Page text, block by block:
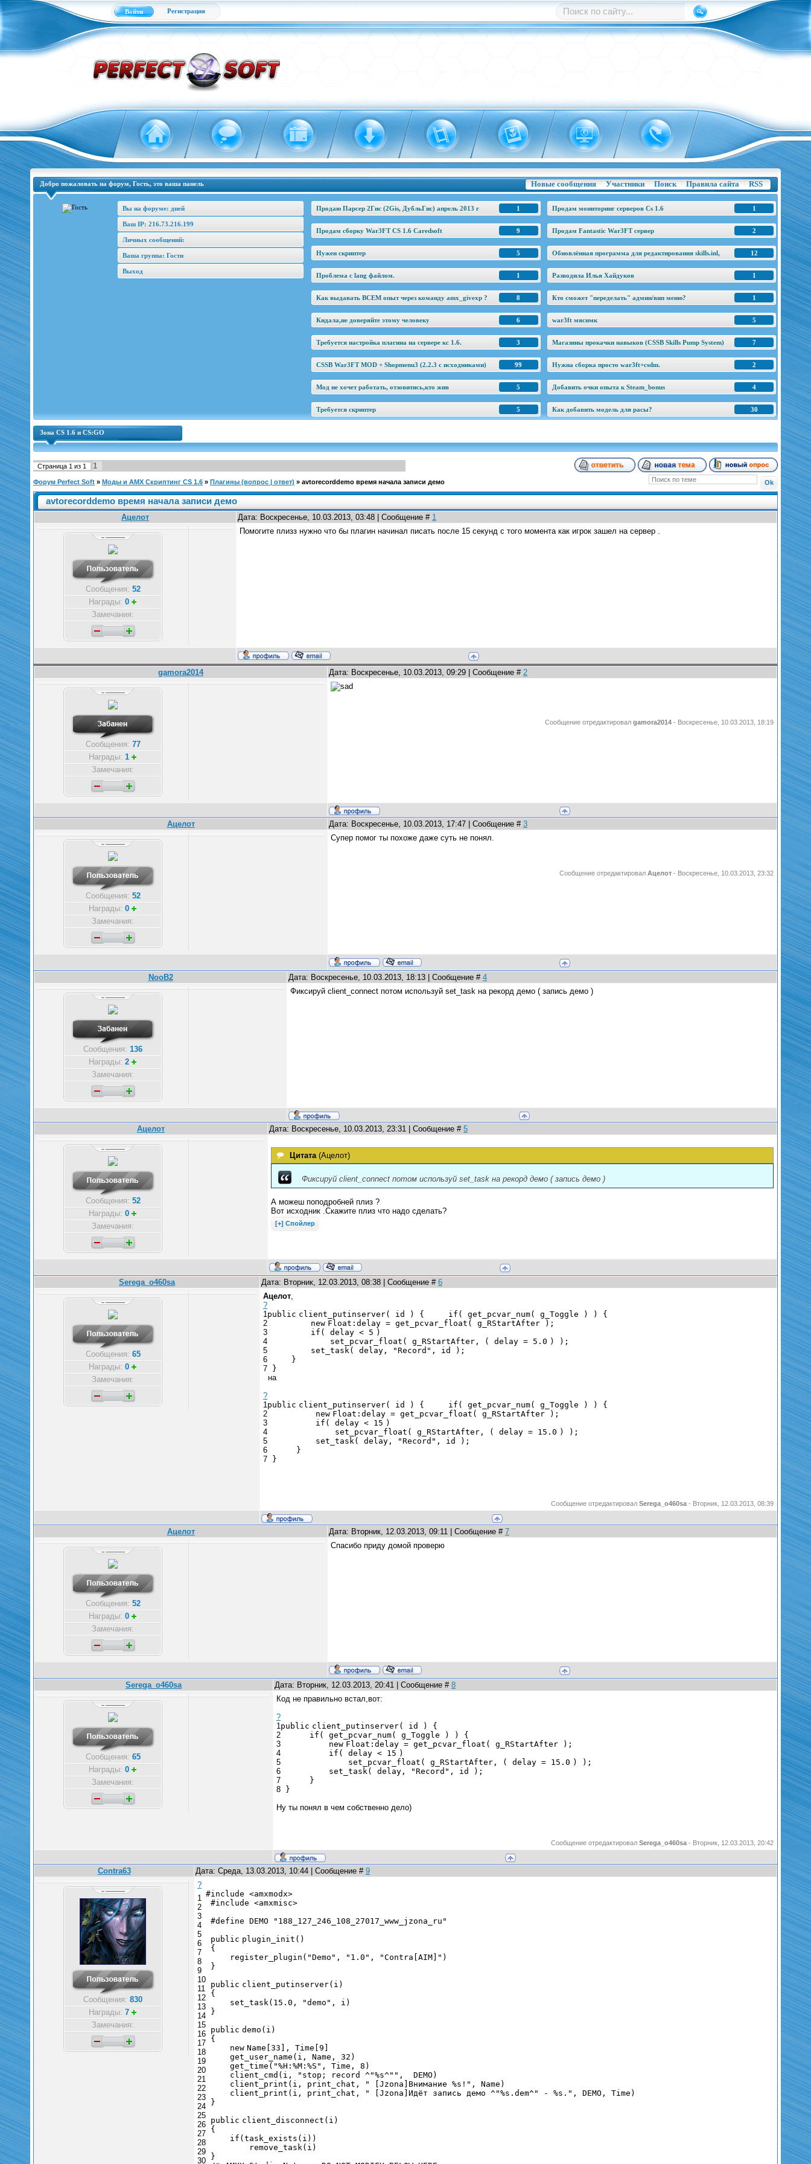
Войти Регистрация
Новые сообщения Участники Поиск Правила сайта RSS
Добро пожаловать на форум, Гость, это ваша панель
Вы на форуме: дней
Ваш IP: 216.73.216.199
Личных сообщений:
Ваша группа: Гости
Выход
1
Продаю Парсер 2Гис (2Gis, ДубльГис) апрель 2013 г 1
Продам мониторинг серверов Cs 1.6
9
Продам сборку War3FT CS 1.6 Caredsoft 2
Продам Fantastic War3FT сервер
5
Нужен скриптер 12
Обновлённая программа для редактирования skills.inl,
1
Проблема с lang файлом. 1
Разводила Илья Хайдуков
8
Как выдавать ВСЕМ опыт через команду amx_givexp ? 1
Кто сможет "переделать" админ/вип меню?
6
Кидала,не доверяйте этому человеку 5
war3ft мяснмк
3
Требуется настройка плагина на сервере кс 1.6. 7
Магазины прокачки навыков (CSSB Skills Pump System)
99
CSSB War3FT MOD + Shopmenu3 (2.2.3 c исходниками) 2
Нужна сборка просто war3ft+csdm.
5
Мод не хочет работать, отзовитись,кто жив 4
Добавить очки опыта к Steam_bonus
5
Требуется скриптер 30
Как добавить модель для расы?
Зона CS 1.6 и CS:GO
Страница 1 из 1 1
Форум Perfect Soft » Моды и AMX Скриптинг CS 1.6 » Плагины (вопрос | ответ) » avtorecorddemo время начала записи демо
avtorecorddemo время начала записи демо
Ацелот Дата: Воскресенье, 10.03.2013, 03:48 | Сообщение # 1
Сообщения: 52
Награды: 0
Замечания:
Помогите плизз нужно что бы плагин начинал писать после 15 секунд с того момента как игрок зашел на сервер .
gamora2014 Дата: Воскресенье, 10.03.2013, 09:29 | Сообщение # 2
Сообщения: 77
Награды: 1
Замечания:
Сообщение отредактировал gamora2014 - Воскресенье, 10.03.2013, 18:19
Ацелот Дата: Воскресенье, 10.03.2013, 17:47 | Сообщение # 3
Сообщения: 52
Награды: 0
Замечания:
Супер помог ты похоже даже суть не понял.
Сообщение отредактировал Ацелот - Воскресенье, 10.03.2013, 23:32
NooB2 Дата: Воскресенье, 10.03.2013, 18:13 | Сообщение # 4
Сообщения: 136
Награды: 2
Замечания:
Фиксируй client_connect потом используй set_task на рекорд демо ( запись демо )
Ацелот Дата: Воскресенье, 10.03.2013, 23:31 | Сообщение # 5
Сообщения: 52
Награды: 0
Замечания:
Цитата(Ацелот)
Фиксируй client_connect потом используй set_task на рекорд демо ( запись демо )
А можеш поподробней плиз ?
Вот исходник .Скажите плиз что надо сделать?
Serega_o460sa Дата: Вторник, 12.03.2013, 08:38 | Сообщение # 6
Сообщения: 65
Награды: 0
Замечания:
Ацелот,
?
1
2
3
4
5
6
7
public client_putinserver( id ) { if ( get_pcvar_num( g_Toggle ) ) {
new Float: delay = get_pcvar_float( g_RStartAfter );
if ( delay < 5 )
set_pcvar_float( g_RStartAfter, ( delay = 5.0 ) );
set_task( delay,
"Record" , id );
}
}
на
?
1
2
3
4
5
6
7
public client_putinserver( id ) { if ( get_pcvar_num( g_Toggle ) ) {
new Float: delay = get_pcvar_float( g_RStartAfter );
if ( delay < 15 )
set_pcvar_float( g_RStartAfter, ( delay = 15.0 ) );
set_task( delay,
"Record" , id );
}
}
Сообщение отредактировал Serega_o460sa - Вторник, 12.03.2013, 08:39
Ацелот Дата: Вторник, 12.03.2013, 09:11 | Сообщение # 7
Сообщения: 52
Награды: 0
Замечания:
Спасибо приду домой проверю
Serega_o460sa Дата: Вторник, 12.03.2013, 20:41 | Сообщение # 8
Сообщения: 65
Награды: 0
Замечания:
Код не правильно встал,вот:
?
1
2
3
4
5
6
7
8
public client_putinserver( id ) {
if ( get_pcvar_num( g_Toggle ) ) {
new Float: delay = get_pcvar_float( g_RStartAfter );
if ( delay < 15 )
set_pcvar_float( g_RStartAfter, ( delay = 15.0 ) );
set_task( delay,
"Record" , id );
}
}
Ну ты понял в чем собственно дело)
Сообщение отредактировал Serega_o460sa - Вторник, 12.03.2013, 20:42
Contra63 Дата: Среда, 13.03.2013, 10:44 | Сообщение # 9
Сообщения: 830
Награды: 7
Замечания:
?
1
2
3
4
5
6
7
8
9
10
11
12
13
14
15
16
17
18
19
20
21
22
23
24
25
26
27
28
29
30
#include <amxmodx>
#include <amxmisc>
#define DEMO "188_127_246_108_27017_www_jzona_ru"
public plugin_init()
{
register_plugin( "Demo" , "1.0" , "Contra[AIM]" )
}
public client_putinserver(i)
{
set_task( 15.0 , "demo" , i)
}
public demo(i)
{
new Name[ 33 ], Time[ 9
get_user_name(i, Name, 32 )
get_time( "%H:%M:%S" , Time, 8 )
client_cmd(i,
"stop; record ^"%s^"" , DEMO)
client_print(i, print_chat,
" [Jzona]Внимание %s!" , Name)
client_print(i, print_chat,
" [Jzona]Идёт запись демо ^"%s.dem^" - %s." , DEMO, Time)
}
public client_disconnect(i)
{
if (task_exists(i))
remove_task(i)
}